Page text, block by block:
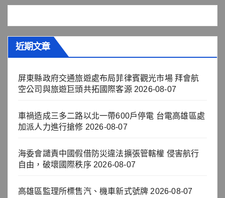
近期文章
屏東縣政府交通旅遊處布局菲律賓觀光市場 拜會航
空公司與旅遊巨頭共拓國際客源 2026-08-07
車禍造成三多二路以北一帶600戶停電 台電高雄區處
加派人力進行搶修 2026-08-07
海委會譴責中國假借防災違法擴張管轄權 侵害航行
自由，破壞國際秩序 2026-08-07
高雄區監理所標售汽、機車新式號牌 2026-08-07